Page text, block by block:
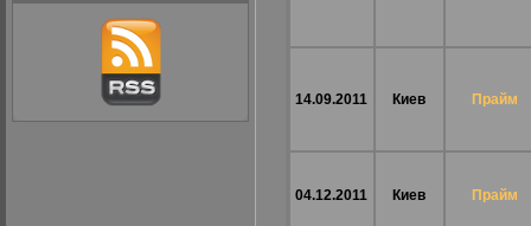
14.09.2011 Киев Прайм
04.12.2011 Киев Прайм